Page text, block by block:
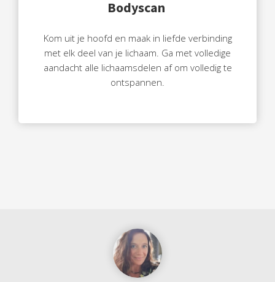
Bodyscan
Kom uit je hoofd en maak in liefde verbinding
met elk deel van je lichaam. Ga met volledige
aandacht alle lichaamsdelen af om volledig te
ontspannen.